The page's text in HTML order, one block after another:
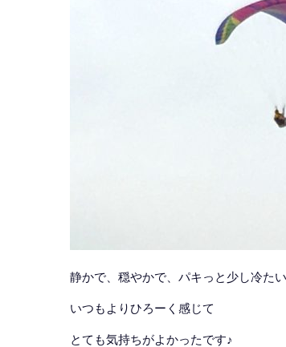
静かで、穏やかで、パキっと少し冷た
いつもよりひろーく感じて
とても気持ちがよかったです♪